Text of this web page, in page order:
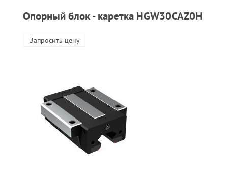
Опорный блок - каретка HGW30CAZ0H
Запросить цену